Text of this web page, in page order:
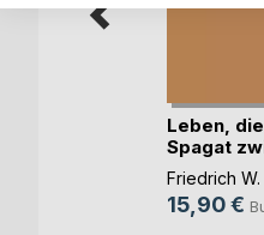
Leben,
Spagat
Sche(...)
Friedrich
15,90 €